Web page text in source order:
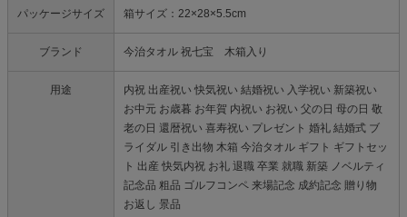
パッケージサイズ 箱サイズ：22×28×5.5cm
ブランド 今治タオル 祝七宝 木箱入り
用途
内祝 出産祝い 快気祝い 結婚祝い 入学祝い 新築祝い
お中元 お歳暮 お年賀 内祝い お祝い 父の日 母の日 敬
老の日 還暦祝い 喜寿祝い プレゼント 婚礼 結婚式 ブ
ライダル 引き出物 木箱 今治タオル ギフト ギフトセッ
ト 出産 快気内祝 お礼 退職 卒業 就職 新築 ノベルティ
記念品 粗品 ゴルフコンペ 来場記念 成約記念 贈り物
お返し 景品